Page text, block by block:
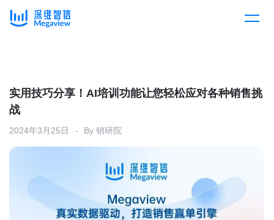
产品总览
产品集成
解决方案
按行业
客户案例
定价
实用技巧分享！AI培训功能让您轻松应对各种销售挑
战
2024年3月25日 By 销研院